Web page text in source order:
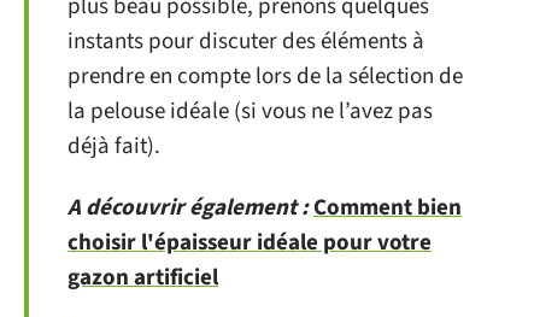
instants pour discuter des éléments à
prendre en compte lors de la sélection de
la pelouse idéale (si vous ne l’avez pas
déjà fait).
A découvrir également :Comment bien
choisir l'épaisseur idéale pour votre
gazon artificiel